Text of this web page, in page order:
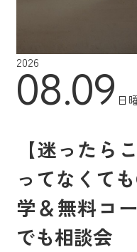
2026
08.09 日
【迷ったら
ってなくて
学＆無料コ
でも相談会